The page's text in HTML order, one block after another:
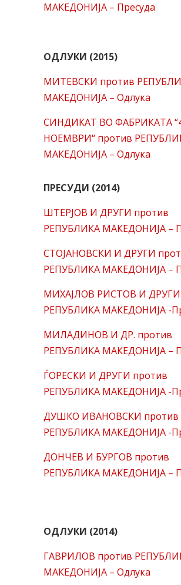
МАКЕДОНИЈА – Пресуда
ОДЛУКИ (2015)
МИТЕВСКИ против
МАКЕДОНИЈА – Одлука
СИНДИКАТ ВО ФАБРИКАТА
НОЕМВРИ“ против
МАКЕДОНИЈА – Одлука
ПРЕСУДИ (2014)
ШТЕРЈОВ И ДРУГИ против
РЕПУБЛИКА МАКЕДОНИЈА –
СТОЈАНОВСКИ И ДРУГИ
РЕПУБЛИКА МАКЕДОНИЈА –
МИХАЈЛОВ РИСТОВ И ДРУГИ
РЕПУБЛИКА МАКЕДОНИЈА -
МИЛАДИНОВ И ДР. против
РЕПУБЛИКА МАКЕДОНИЈА –
ЃОРЕСКИ И ДРУГИ против
РЕПУБЛИКА МАКЕДОНИЈА -
ДУШКО ИВАНОВСКИ против
РЕПУБЛИКА МАКЕДОНИЈА -
ДОНЧЕВ И БУРГОВ против
РЕПУБЛИКА МАКЕДОНИЈА –
ОДЛУКИ (2014)
ГАВРИЛОВ против
МАКЕДОНИЈА – Одлука